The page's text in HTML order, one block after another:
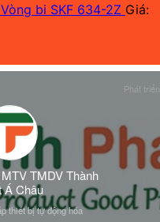
Vòng bi SKF 634-2Z Giá: